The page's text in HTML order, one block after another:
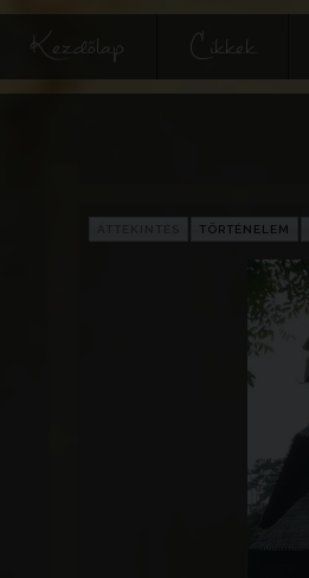
Kezdőlap Cikkek
TÖRTÉNELEM